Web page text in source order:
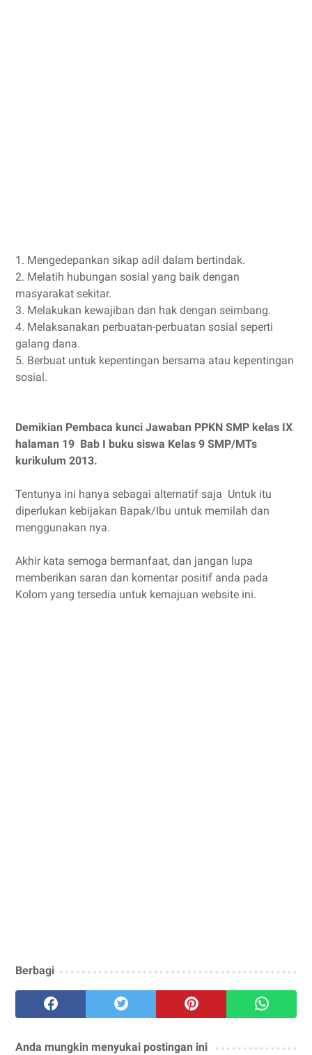
1. Mengedepankan sikap adil dalam bertindak.
2. Melatih hubungan sosial yang baik dengan
masyarakat sekitar.
3. Melakukan kewajiban dan hak dengan seimbang.
4. Melaksanakan perbuatan-perbuatan sosial seperti
galang dana.
5. Berbuat untuk kepentingan bersama atau kepentingan
sosial.
Demikian Pembaca kunci Jawaban PPKN SMP kelas IX
halaman 19 Bab I buku siswa Kelas 9 SMP/MTs
kurikulum 2013.
Tentunya ini hanya sebagai alternatif saja Untuk itu
diperlukan kebijakan Bapak/Ibu untuk memilah dan
menggunakan nya.
Akhir kata semoga bermanfaat, dan jangan lupa
memberikan saran dan komentar positif anda pada
Kolom yang tersedia untuk kemajuan website ini.
Berbagi
Anda mungkin menyukai postingan ini